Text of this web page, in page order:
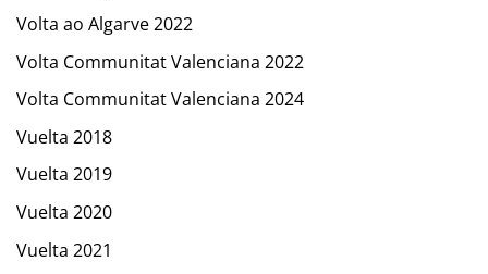
Volta ao Algarve 2022
Volta Communitat Valenciana 2022
Volta Communitat Valenciana 2024
Vuelta 2018
Vuelta 2019
Vuelta 2020
Vuelta 2021